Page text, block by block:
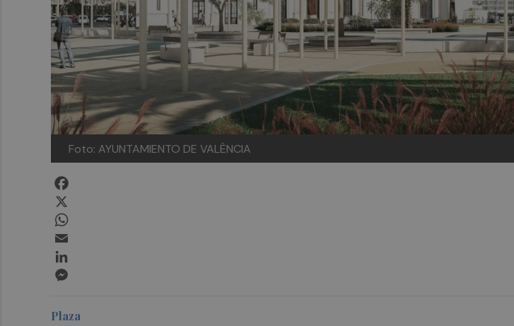
Foto: AYUNTAMIENTO DE VALÈNCIA
Plaza